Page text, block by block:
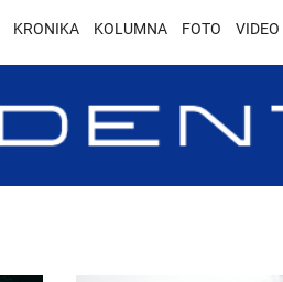
KRONIKA KOLUMNA FOTO VIDEO